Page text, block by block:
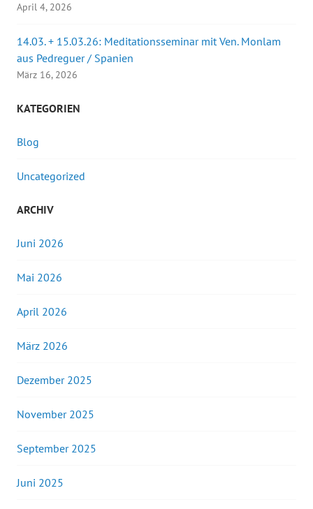
April 4, 2026
14.03. + 15.03.26: Meditationsseminar mit Ven. Monlam
aus Pedreguer / Spanien
März 16, 2026
KATEGORIEN
Blog
Uncategorized
ARCHIV
Juni 2026
Mai 2026
April 2026
März 2026
Dezember 2025
November 2025
September 2025
Juni 2025